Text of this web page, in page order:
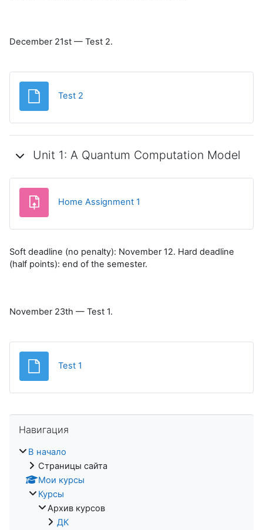
December 21st — Test 2.
Test 2
Unit 1: A Quantum Computation Model
Home Assignment 1
Soft deadline (no penalty): November 12. Hard deadline
(half points): end of the semester.
November 23th — Test 1.
Test 1
Навигация
В начало
Страницы сайта
Мои курсы
Курсы
Архив курсов
ДК